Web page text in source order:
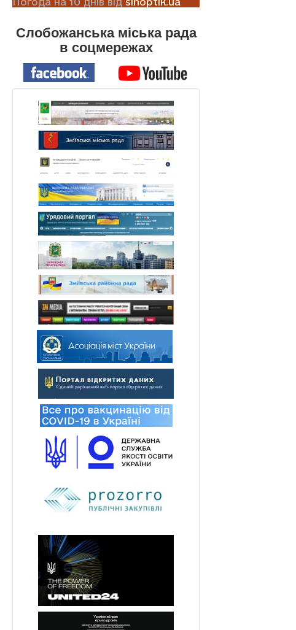
Слобожанська міська рада
в соцмережах